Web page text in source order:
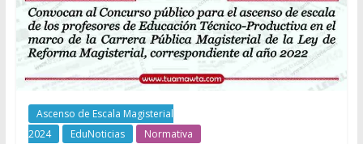
Ascenso de Escala Magisterial
2024
EduNoticias Normativa